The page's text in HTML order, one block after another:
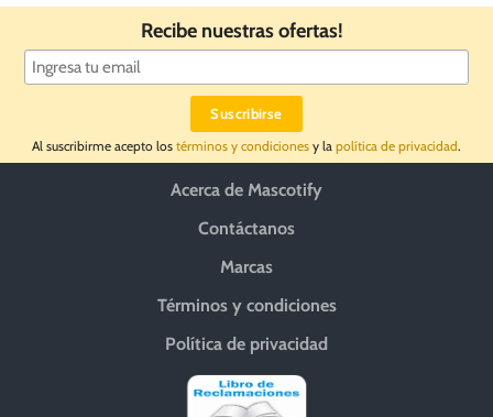
Recibe nuestras ofertas!
Al suscribirme acepto los términos y condiciones y la política de privacidad.
Acerca de Mascotify
Contáctanos
Marcas
Términos y condiciones
Política de privacidad